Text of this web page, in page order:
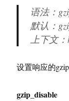
语法：
默认：
上下文：
设置响应的
gzip_disable